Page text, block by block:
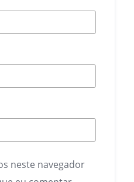
neste navegador